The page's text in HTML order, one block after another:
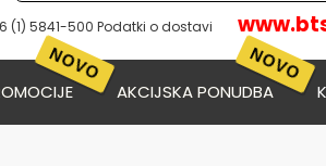
(1) 5841-500 Podatki o dostavi
NOVO NOVO
AKCIJSKA PONUDBA